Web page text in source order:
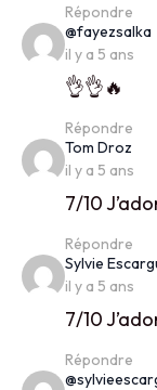
Répondre
@fayezsalka
il y a 5 ans
👌👌🔥
Répondre
Tom Droz
il y a 5 ans
7/10
Répondre
Sylvie
il y a 5 ans
7/10
Répondre